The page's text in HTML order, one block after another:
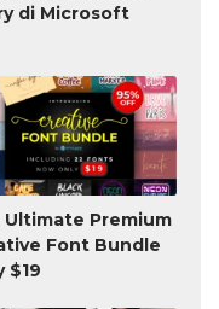
di Microsoft
Ultimate Premium
Font Bundle
$19